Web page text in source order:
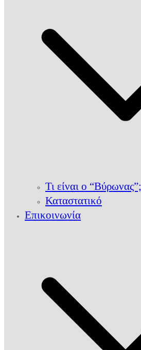
Τι είναι ο “Βύρωνας”;
Καταστατικό
Επικοινωνία